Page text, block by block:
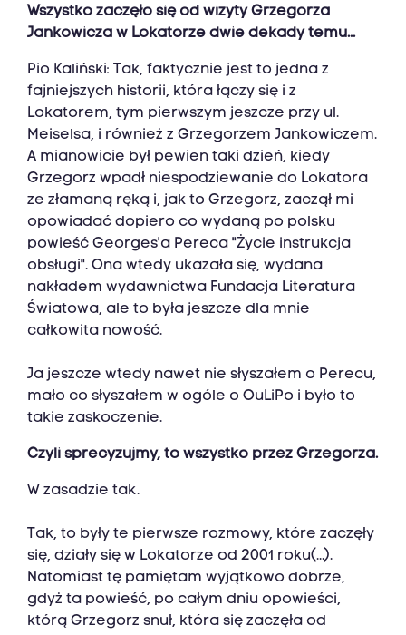
Wszystko zaczęło się od wizyty Grzegorza
Jankowicza w Lokatorze dwie dekady temu...
Pio Kaliński: Tak, faktycznie jest to jedna z
fajniejszych historii, która łączy się i z
Lokatorem, tym pierwszym jeszcze przy ul.
Meiselsa, i również z Grzegorzem Jankowiczem.
A mianowicie był pewien taki dzień, kiedy
Grzegorz wpadł niespodziewanie do Lokatora
ze złamaną ręką i, jak to Grzegorz, zaczął mi
opowiadać dopiero co wydaną po polsku
powieść Georges'a Pereca "Życie instrukcja
obsługi". Ona wtedy ukazała się, wydana
nakładem wydawnictwa Fundacja Literatura
Światowa, ale to była jeszcze dla mnie
całkowita nowość.
Ja jeszcze wtedy nawet nie słyszałem o Perecu,
mało co słyszałem w ogóle o OuLiPo i było to
takie zaskoczenie.
Czyli sprecyzujmy, to wszystko przez Grzegorza.
W zasadzie tak.
Tak, to były te pierwsze rozmowy, które zaczęły
się, działy się w Lokatorze od 2001 roku(...).
Natomiast tę pamiętam wyjątkowo dobrze,
gdyż ta powieść, po całym dniu opowieści,
którą Grzegorz snuł, która się zaczęła od